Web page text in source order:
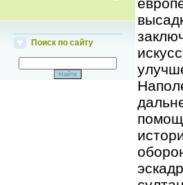
Поиск по сайту